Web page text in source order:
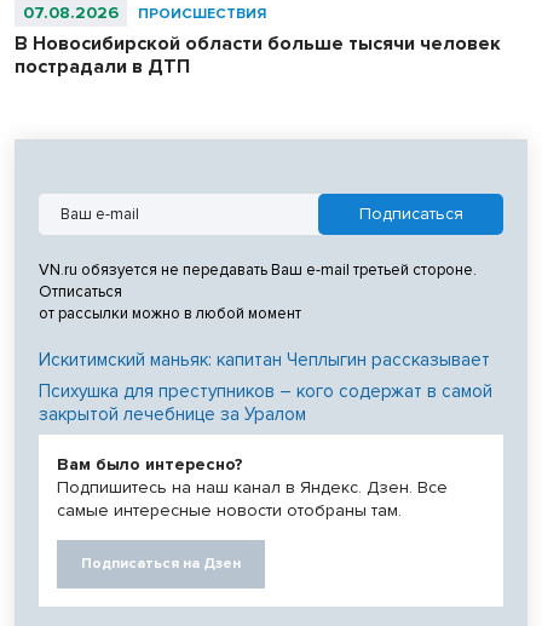
07.08.2026 ПРОИСШЕСТВИЯ
В Новосибирской области больше тысячи человек
пострадали в ДТП
VN.ru обязуется не передавать Ваш e-mail третьей стороне.
Отписаться
от рассылки можно в любой момент
Искитимский маньяк: капитан Чеплыгин рассказывает
Психушка для преступников – кого содержат в самой
закрытой лечебнице за Уралом
Вам было интересно?
Подпишитесь на наш канал в Яндекс. Дзен. Все
самые интересные новости отобраны там.
Подписаться на Дзен